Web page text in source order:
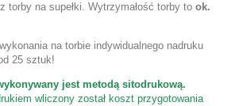
torby na supełki. Wytrzymałość torby to ok.
na torbie indywidualnego nadruku
25 sztuk!
jest metodą sitodrukową.
wliczony został koszt przygotowania